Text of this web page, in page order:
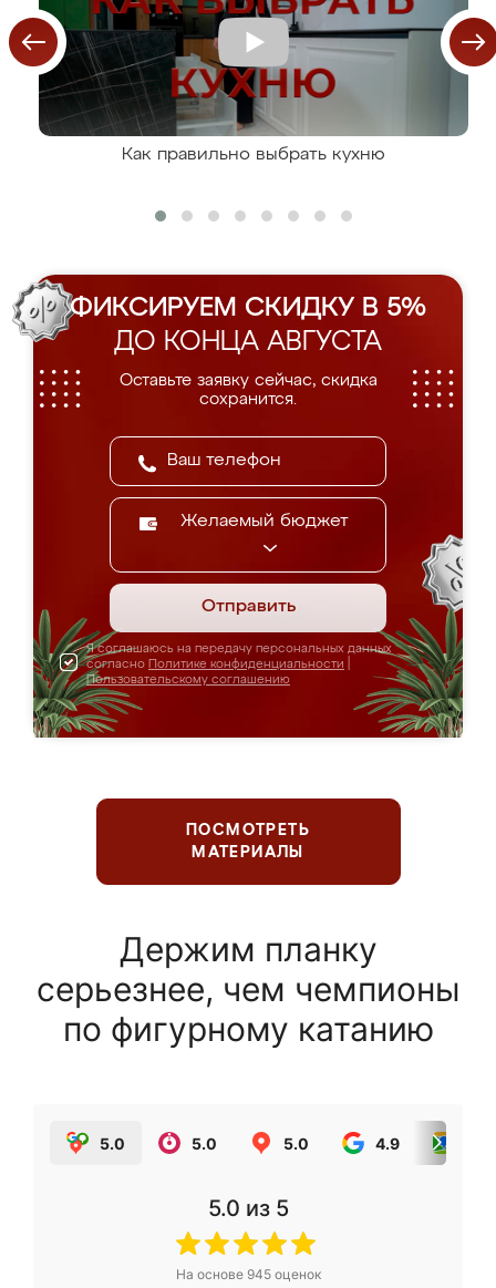
Как правильно выбрать кухню
ФИКСИРУЕМ СКИДКУ В 5%
ДО КОНЦА АВГУСТА
Оставьте заявку сейчас, скидка
сохранится.
Желаемый бюджет
Отправить
Я соглашаюсь на передачу персональных данных
согласно Политике конфиденциальности
Пользовательскому соглашению
ПОСМОТРЕТЬ
МАТЕРИАЛЫ
Держим планку
серьезнее, чем чемпионы
по фигурному катанию
5.0 5.0 5.0 4.9
5.0 из 5
На основе 945оценок